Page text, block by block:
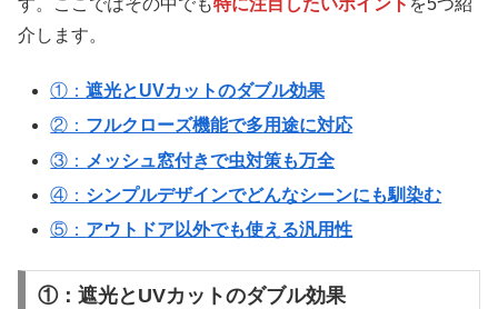
介します。
①：遮光とUVカットのダブル効果
②： フルクローズ機能で多用途に対応
③： メッシュ窓付きで虫対策も万全
④： シンプルデザインでどんなシーンにも馴染む
⑤： アウトドア以外でも使える汎用性
①：遮光とUVカットのダブル効果